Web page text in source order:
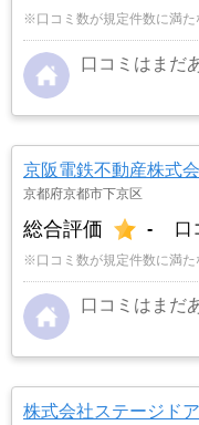
※口コミ数が規定件数に満た
口コミはまだ
京阪電鉄不動産株式
京都府京都市下京区
総合評価 - 口
※口コミ数が規定件数に満た
口コミはまだ
株式会社ステージドア